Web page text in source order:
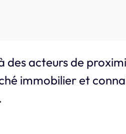
des acteurs de
immobilier et